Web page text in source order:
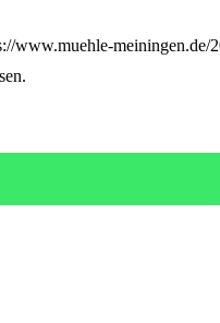
www.muehle-meiningen.de/